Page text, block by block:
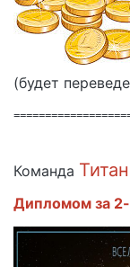
(будет
Команда
Дипломом за